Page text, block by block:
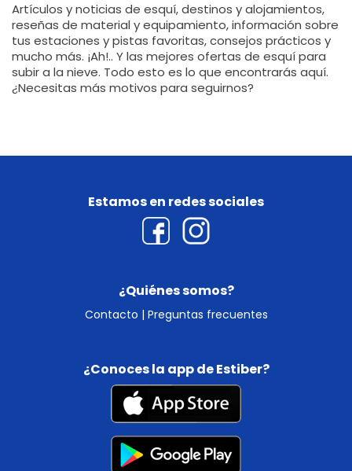
Artículos y noticias de esquí, destinos y alojamientos,
reseñas de material y equipamiento, información sobre
tus estaciones y pistas favoritas, consejos prácticos y
mucho más. ¡Ah!.. Y las mejores ofertas de esquí para
subir a la nieve. Todo esto es lo que encontrarás aquí.
¿Necesitas más motivos para seguirnos?
¿Quiénes somos?
Contacto | Preguntas frecuentes
Estamos en redes sociales
¿Conoces la app de Estiber?